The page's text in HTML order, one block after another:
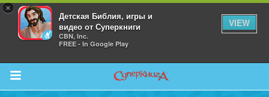
×
Детская Библия, игры и
видео от Суперкниги
CBN, Inc.
FREE - In Google Play
VIEW
Return to Content